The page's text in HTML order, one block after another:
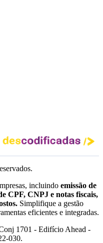
incluindo emissão de
CPF, CNPJ e notas fiscais,
Simplifique a gestão
eficientes e integradas.
1701 - Edifício Ahead -
030.